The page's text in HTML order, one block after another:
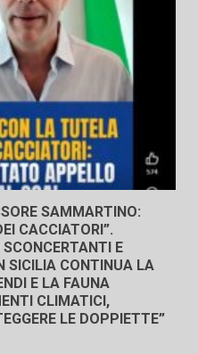
SAMMARTINO:
CACCIATORI”.
SCONCERTANTI E
SICILIA CONTINUA LA
E LA FAUNA
CLIMATICI,
LE DOPPIETTE”